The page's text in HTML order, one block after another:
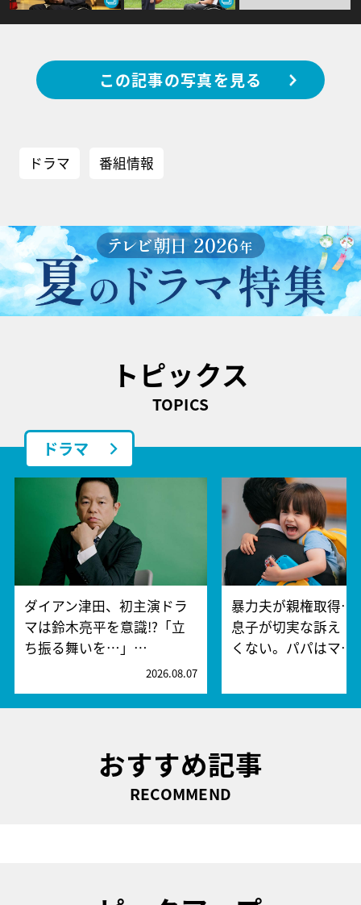
この記事の写真を見る
ドラマ 番組情報
トピックス
TOPICS
ドラマ
ダイアン津田、初主演ドラ
マは鈴木亮平を意識!?「立
ち振る舞いを…」…
2026.08.07
暴力夫が親権取得…
息子が切実な訴え「
くない。パパはマ…
おすすめ記事
RECOMMEND